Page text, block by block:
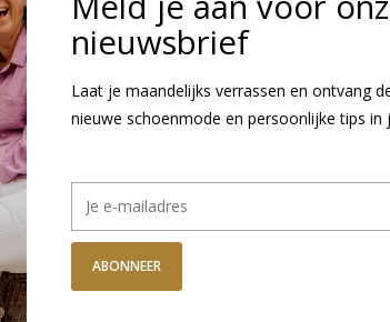
Arizona
nieuwsbrief
Laat je maandelijks verrassen en ontvang
nieuwe schoenmode en persoonlijke tips in
ABONNEER